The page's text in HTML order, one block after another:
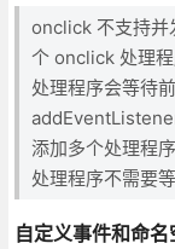
onclick 不支持并
个 onclick 处理
处理程序会等待
添加多个处理程
处理程序不需要
自定义事件和命名